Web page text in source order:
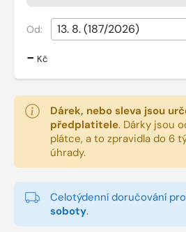
Od:
- Kč
Dárek, nebo sleva jsou
předplatitele. Dárky jsou
plátce, a to zpravidla do 6
úhrady.
Celotýdenní doručování
soboty.